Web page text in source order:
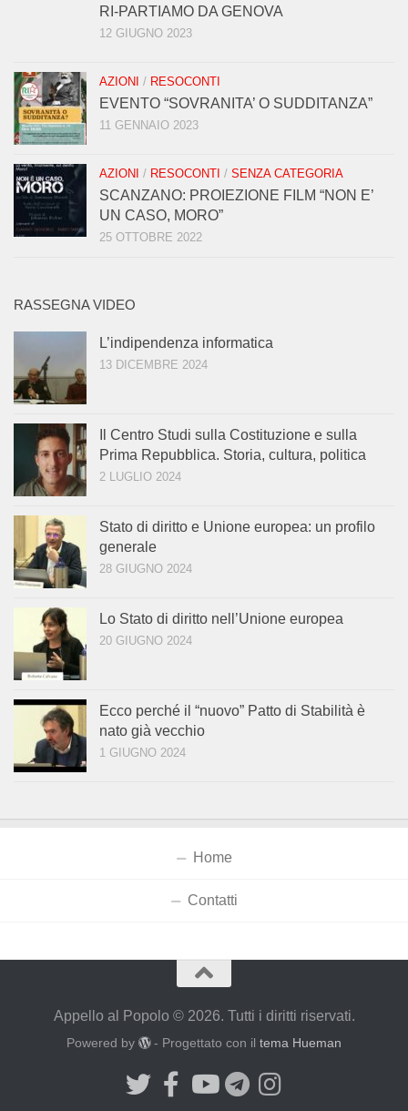
RI-PARTIAMO DA GENOVA
12 GIUGNO 2023
AZIONI / RESOCONTI
EVENTO “SOVRANITA’ O SUDDITANZA”
11 GENNAIO 2023
AZIONI / RESOCONTI / SENZA CATEGORIA
SCANZANO: PROIEZIONE FILM “NON E’
UN CASO, MORO”
25 OTTOBRE 2022
RASSEGNA VIDEO
L’indipendenza informatica
13 DICEMBRE 2024
Il Centro Studi sulla Costituzione e sulla
Prima Repubblica. Storia, cultura, politica
2 LUGLIO 2024
Stato di diritto e Unione europea: un profilo
generale
28 GIUGNO 2024
Lo Stato di diritto nell’Unione europea
20 GIUGNO 2024
Ecco perché il “nuovo” Patto di Stabilità è
nato già vecchio
1 GIUGNO 2024
Home
Contatti
Appello al Popolo © 2026. Tutti i diritti riservati.
Powered by - Progettato con iltema Hueman